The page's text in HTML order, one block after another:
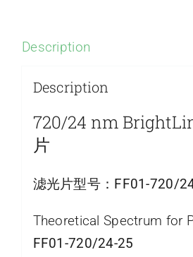
Description
Description
720/24 nm
片
滤光片型号： FF01-720/
Theoretical Spectrum for
FF01-720/24-25